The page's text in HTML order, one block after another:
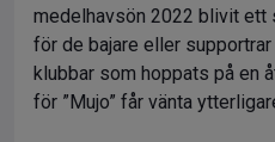
medelhavsön 2022 blivit ett
för de bajare eller
klubbar som hoppats på en
för ”Mujo” får vänta